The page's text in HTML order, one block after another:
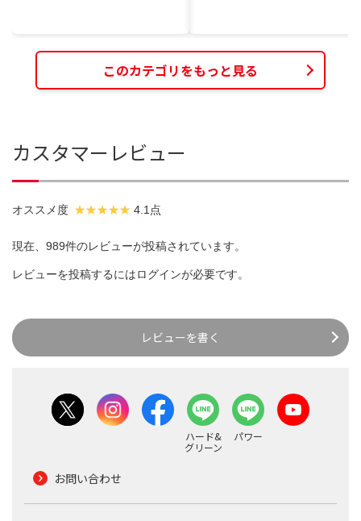
このカテゴリをもっと見る
カスタマーレビュー
オススメ度 4.1点
現在、989件のレビューが投稿されています。
レビューを投稿するにはログインが必要です。
レビューを書く
ハード&
グリーン
パワー
お問い合わせ